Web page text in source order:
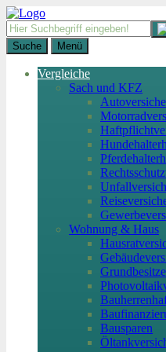
Suche Menü
Vergleiche
Sach und KFZ
Wohnung & Haus
Bausparen